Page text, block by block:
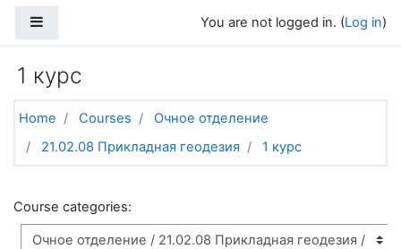
You are not logged in. (Log in)
1 курс
Home Courses
Очное отделение
21.02.08 Прикладная геодезия
1 курс
Course categories: